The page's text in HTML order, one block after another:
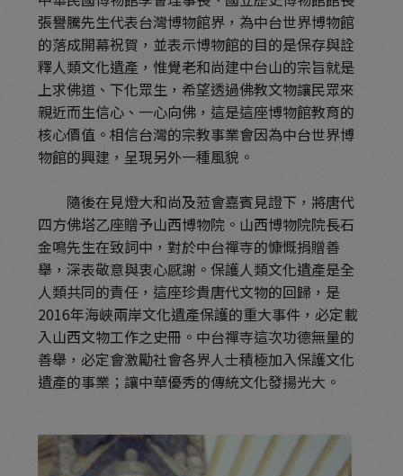
張譽騰先生代表台灣博物館界，為中台世界博物館
的落成開幕祝賀，並表示博物館的目的是保存與詮
釋人類文化遺產，惟覺老和尚建中台山的宗旨就是
上求佛道、下化眾生，希望透過佛教文物讓民眾來
親近而生信心、一心向佛，這是這座博物館教育的
核心價值。相信台灣的宗教事業會因為中台世界博
物館的興建，呈現另外一種風貌。
隨後在見燈大和尚及蒞會嘉賓見證下，將唐代
四方佛塔乙座贈予山西博物院。山西博物院院長石
金鳴先生在致詞中，對於中台禪寺的慷慨捐贈善
舉，深表敬意與衷心感謝。保護人類文化遺產是全
人類共同的責任，這座珍貴唐代文物的回歸，是
2016年海峽兩岸文化遺產保護的重大事件，必定載
入山西文物工作之史冊。中台禪寺這次功德無量的
善舉，必定會激勵社會各界人士積極加入保護文化
遺產的事業；讓中華優秀的傳統文化發揚光大。